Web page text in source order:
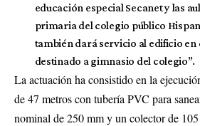
educación especial Secanet y las
primaria del colegio público
también dará servicio al edificio
destinado a gimnasio del colegio”.
La actuación ha consistido en la
de 47 metros con tubería PVC para
nominal de 250 mm y un colector de